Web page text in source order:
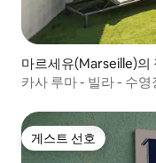
마르세유(Marseille)의
카사 루마 - 빌라 - 수
게스트 선호
게스트 선호